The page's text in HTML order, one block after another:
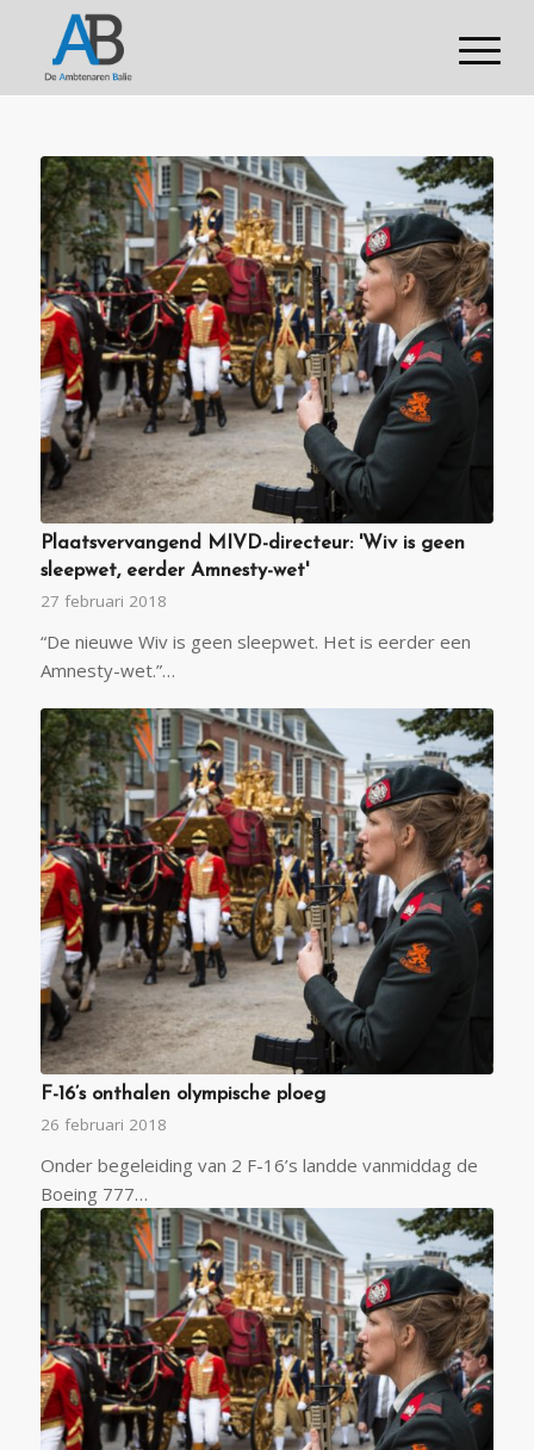
Plaatsvervangend MIVD-directeur: 'Wiv is geen
sleepwet, eerder Amnesty-wet'
27 februari 2018
“De nieuwe Wiv is geen sleepwet. Het is eerder een
Amnesty-wet.”…
F-16’s onthalen olympische ploeg
26 februari 2018
Onder begeleiding van 2 F-16’s landde vanmiddag de
Boeing 777…